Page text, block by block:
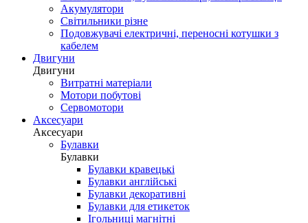
Акумулятори
Світильники різне
Подовжувачі електричні, переносні котушки з
кабелем
Двигуни
Двигуни
Витратні матеріали
Мотори побутові
Сервомотори
Аксесуари
Аксесуари
Булавки
Булавки
Булавки кравецькі
Булавки англійські
Булавки декоративні
Булавки для етикеток
Ігольниці магнітні